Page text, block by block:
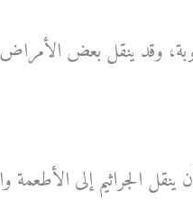
وقد ينقل بعض الأمراض
ينقل الجراثيم إلى